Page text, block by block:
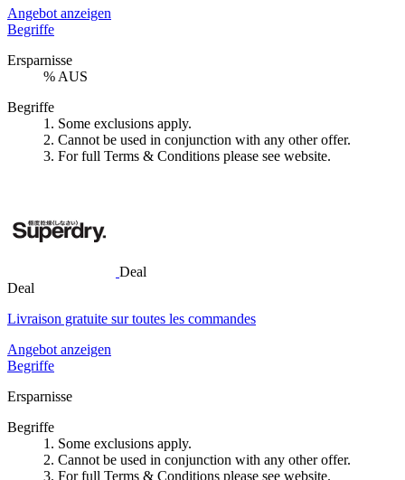
Angebot anzeigen
Begriffe
Ersparnisse
% AUS
Begriffe
1. Some exclusions apply.
2. Cannot be used in conjunction with any other offer.
3. For full Terms & Conditions please see website.
Deal
Deal
Livraison gratuite sur toutes les commandes
Angebot anzeigen
Begriffe
Ersparnisse
Begriffe
1. Some exclusions apply.
2. Cannot be used in conjunction with any other offer.
3. For full Terms & Conditions please see website.